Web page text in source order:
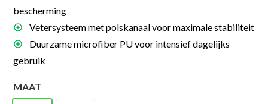
bescherming
Vetersysteem met polskanaal voor maximale stabiliteit
Duurzame microfiber PU voor intensief dagelijks
gebruik
MAAT